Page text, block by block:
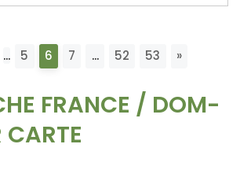
... 5 6 7 ... 52 53 »Page
FRANCE / DOM-